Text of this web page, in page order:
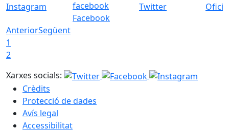
Instagram
Facebook
Twitter
AnteriorSegüent
1
2
Xarxes socials:
Crèdits
Protecció de dades
Avís legal
Accessibilitat